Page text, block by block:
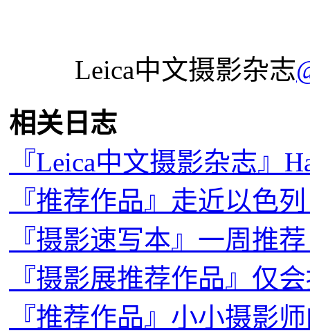
Leica中文摄影杂志
相关日志
『Leica中文摄影杂志』
『推荐作品』走近以色
『摄影速写本』一周推
『摄影展推荐作品』仅
『推荐作品』小小摄影